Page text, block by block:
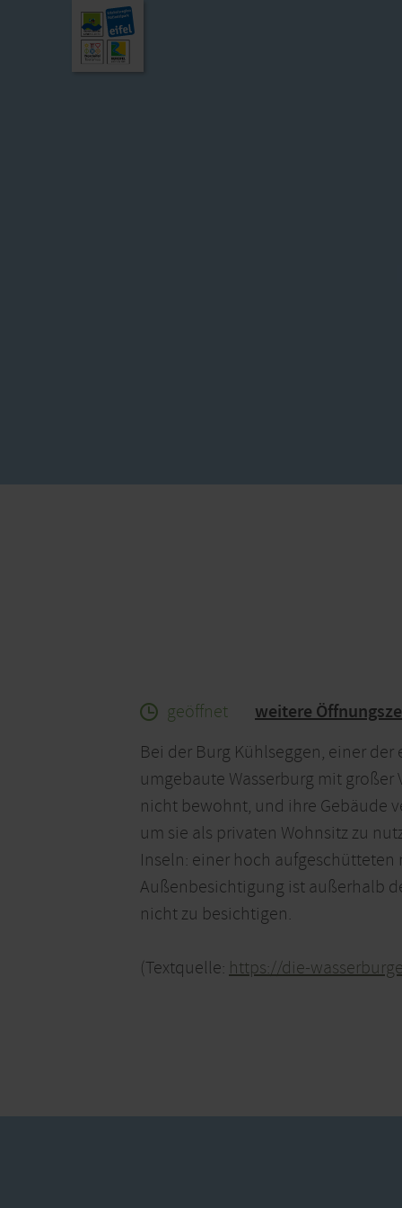
geöffnet weitere
Bei der Burg Kühlseggen, einer
umgebaute Wasserburg mit
nicht bewohnt, und ihre Gebäude
um sie als privaten Wohnsitz zu
Inseln: einer hoch
Außenbesichtigung ist außerhalb
nicht zu besichtigen.
(Textquelle: https://die-